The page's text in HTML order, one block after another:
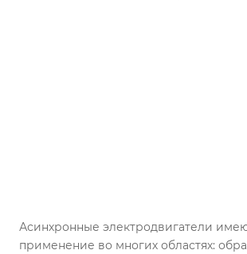
Асинхронные электродвигатели
применение во многих областях: